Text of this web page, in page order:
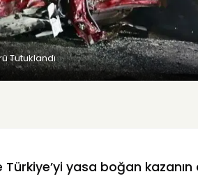
Tutuklandı
yasa boğan kazanın